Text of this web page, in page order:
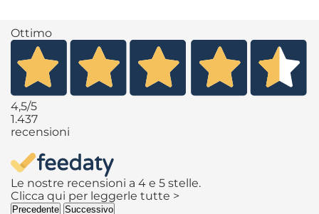
Ottimo
4,5/5
1.437
recensioni
Le nostre recensioni a 4 e 5 stelle.
Clicca qui per leggerle tutte >
Precedente Successivo